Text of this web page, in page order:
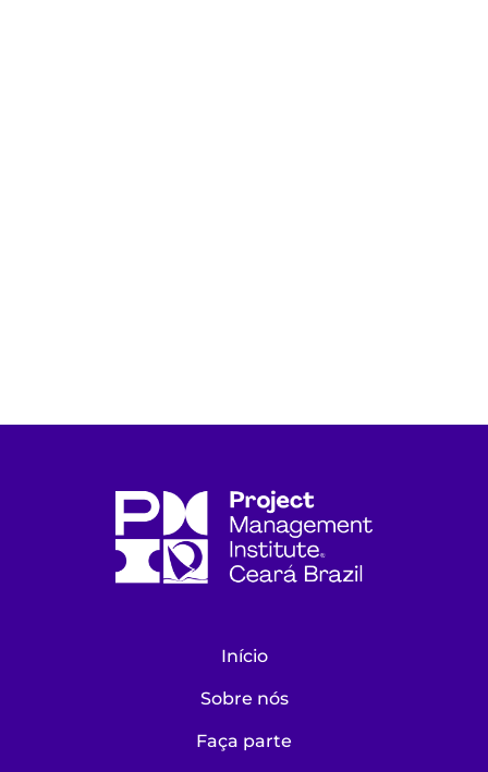
Início
Sobre nós
Faça parte